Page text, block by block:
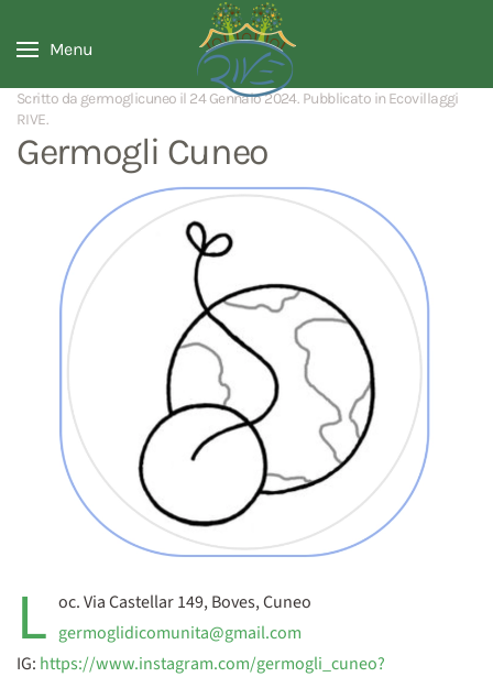
Menu
Scritto da germoglicuneo il 24 Gennaio 2024. Pubblicato in Ecovillaggi
RIVE.
Germogli Cuneo
L oc. Via Castellar 149, Boves, Cuneo
germoglidicomunita@gmail.com
IG: https://www.instagram.com/germogli_cuneo?